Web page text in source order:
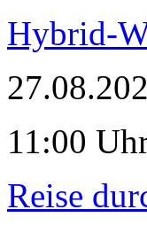
Hybrid-
11:00
Reise